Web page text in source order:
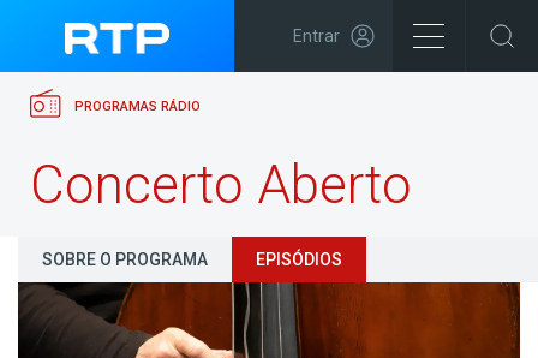
Entrar
PROGRAMAS RÁDIO
Concerto Aberto
SOBRE O PROGRAMA EPISÓDIOS